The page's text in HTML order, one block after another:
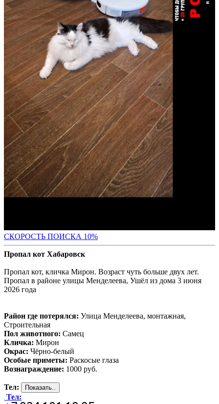
СКОРОСТЬ ПОИСКА 10%
Пропал кот Хабаровск
Пропал кот, кличка Мирон. Возраст чуть больше двух лет.
Пропал в районе улицы Менделеева, Ушёл из дома 3 июня
2026 года
Район где потерялся: Улица Менделеева, монтажная,
Строительная
Пол животного: Самец
Кличка: Мирон
Окрас: Чёрно-белый
Особые приметы: Раскосые глаза
Вознаграждение: 1000 руб.
Тел:
Тел: